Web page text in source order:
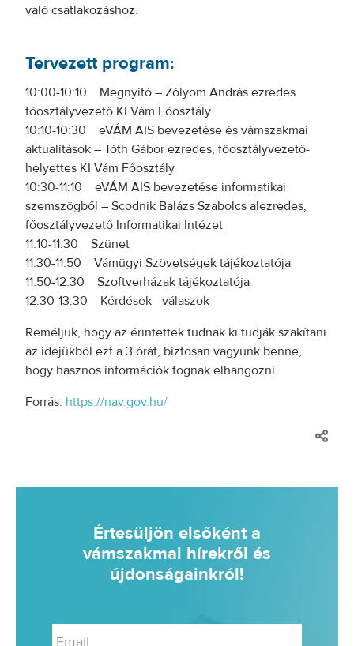
való csatlakozáshoz.
Tervezett program:
10:00-10:10 Megnyitó – Zólyom András ezredes
főosztályvezető KI Vám Főosztály
10:10-10:30 eVÁM AIS bevezetése és vámszakmai
aktualitások – Tóth Gábor ezredes, főosztályvezető-
helyettes KI Vám Főosztály
10:30-11:10 eVÁM AIS bevezetése informatikai
szemszögből – Scodnik Balázs Szabolcs alezredes,
főosztályvezető Informatikai Intézet
11:10-11:30 Szünet
11:30-11:50 Vámügyi Szövetségek tájékoztatója
11:50-12:30 Szoftverházak tájékoztatója
12:30-13:30 Kérdések - válaszok
Reméljük, hogy az érintettek tudnak ki tudják szakítani
az idejükből ezt a 3 órát, biztosan vagyunk benne,
hogy hasznos információk fognak elhangozni.
Forrás: https://nav.gov.hu/
Értesüljön elsőként a
vámszakmai hírekről és
újdonságainkról!